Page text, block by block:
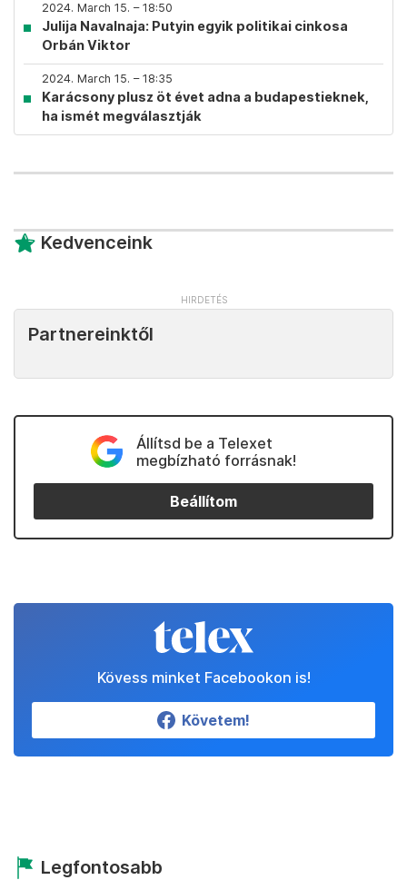
2024. March 15. – 18:50
Julija Navalnaja: Putyin egyik politikai cinkosa
Orbán Viktor
2024. March 15. – 18:35
Karácsony plusz öt évet adna a budapestieknek,
ha ismét megválasztják
Kedvenceink
Partnereinktől
Állítsd be a Telexet
megbízható forrásnak!
Beállítom
Kövess minket Facebookon is!
Követem!
Legfontosabb